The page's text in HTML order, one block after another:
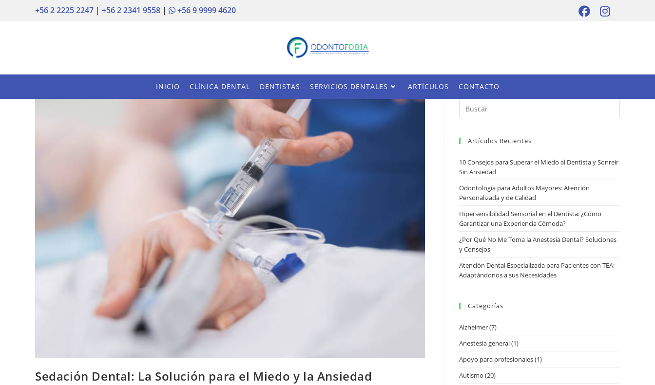
+56 2 2225 2247 | +56 2 2341 9558 | +56 9 9999 4620
INICIO CLÍNICA DENTAL DENTISTAS SERVICIOS DENTALES ARTÍCULOS CONTACTO
Sedación Dental: La Solución para el Miedo y la Ansiedad
Artículos Recientes
10 Consejos para Superar el Miedo al Dentista y Sonreír
Sin Ansiedad
Odontología para Adultos Mayores: Atención
Personalizada y de Calidad
Hipersensibilidad Sensorial en el Dentista: ¿Cómo
Garantizar una Experiencia Cómoda?
¿Por Qué No Me Toma la Anestesia Dental? Soluciones
y Consejos
Atención Dental Especializada para Pacientes con TEA:
Adaptándonos a sus Necesidades
Categorías
Alzheimer(7)
Anestesia general(1)
Apoyo para profesionales(1)
Autismo (20)